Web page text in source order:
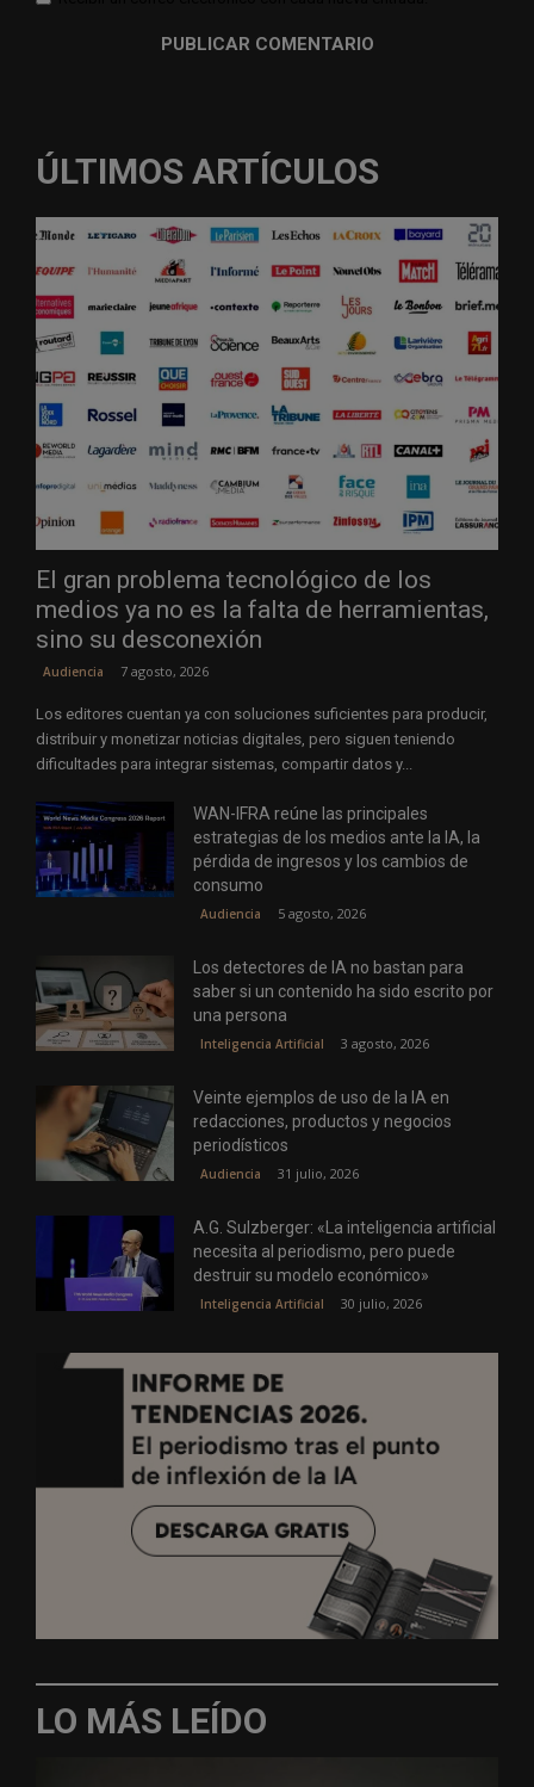
ÚLTIMOS ARTÍCULOS
El gran problema tecnológico de los
medios ya no es la falta de herramientas,
sino su desconexión
Audiencia 7 agosto, 2026
Los editores cuentan ya con soluciones suficientes para producir,
distribuir y monetizar noticias digitales, pero siguen teniendo
dificultades para integrar sistemas, compartir datos y...
WAN-IFRA reúne las principales
estrategias de los medios ante la IA, la
pérdida de ingresos y los cambios de
consumo
Audiencia 5 agosto, 2026
Los detectores de IA no bastan para
saber si un contenido ha sido escrito por
una persona
Inteligencia Artificial 3 agosto, 2026
Veinte ejemplos de uso de la IA en
redacciones, productos y negocios
periodísticos
Audiencia 31 julio, 2026
A.G. Sulzberger: «La inteligencia artificial
necesita al periodismo, pero puede
destruir su modelo económico»
Inteligencia Artificial 30 julio, 2026
LO MÁS LEÍDO